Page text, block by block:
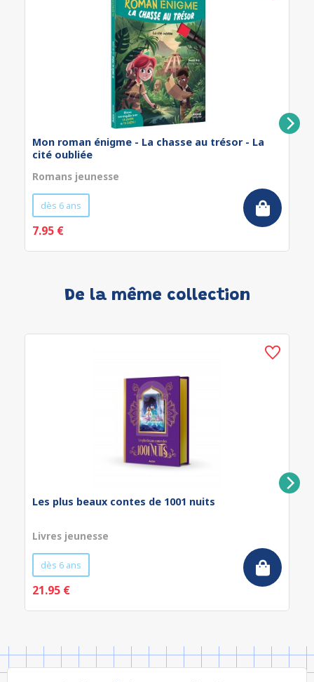
Mon roman énigme - La chasse au trésor - La
cité oubliée
Romans jeunesse
dès 6 ans
7.95 €
De la même collection
Les plus beaux contes de 1001 nuits
Livres jeunesse
dès 6 ans
21.95 €